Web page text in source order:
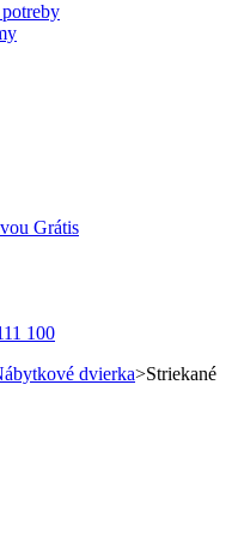
Grátis
100
dvierka>Striekané